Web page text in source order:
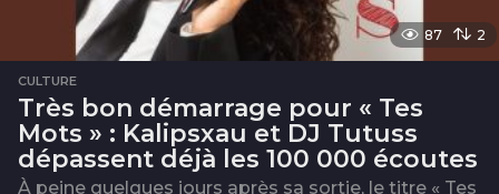
87 2
CULTURE
Très bon démarrage pour « Tes
Mots » : Kalipsxau et DJ Tutuss
dépassent déjà les 100 000 écoutes
À peine quelques jours après sa sortie, le titre « Tes